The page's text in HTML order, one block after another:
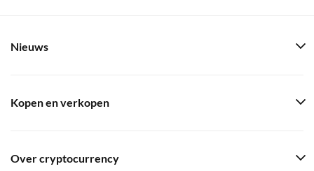
Nieuws
Kopen en verkopen
Over cryptocurrency